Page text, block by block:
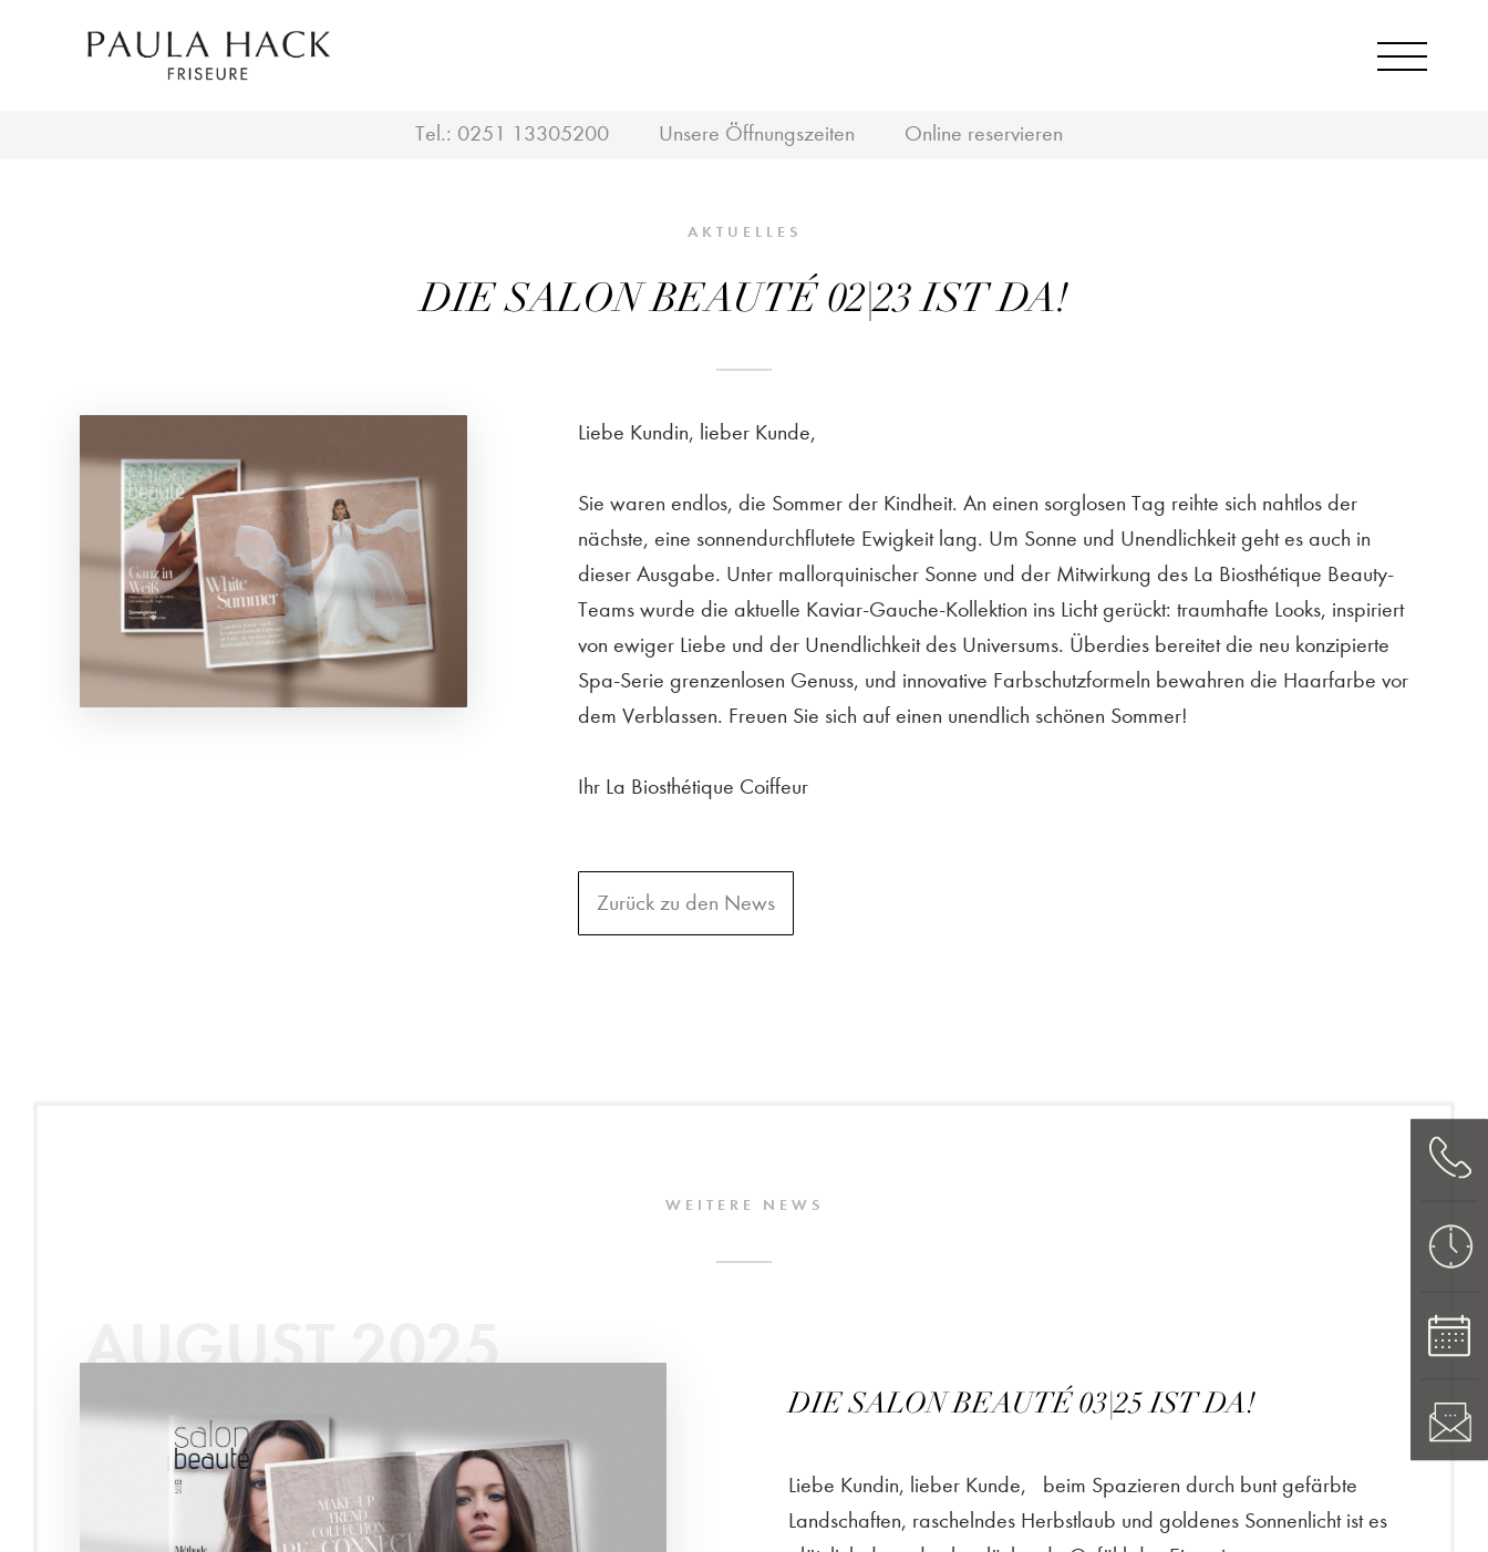
Tel.: 0251 13305200 Unsere Öffnungszeiten Online reservieren
AKTUELLES
DIE SALON BEAUTÉ 02|23 IST DA!
Liebe Kundin, lieber Kunde,
Sie waren endlos, die Sommer der Kindheit. An einen sorglosen Tag reihte sich nahtlos der
nächste, eine sonnendurchflutete Ewigkeit lang. Um Sonne und Unendlichkeit geht es auch in
dieser Ausgabe. Unter mallorquinischer Sonne und der Mitwirkung des La Biosthétique Beauty-
Teams wurde die aktuelle Kaviar-Gauche-Kollektion ins Licht gerückt: traumhafte Looks, inspiriert
von ewiger Liebe und der Unendlichkeit des Universums. Überdies bereitet die neu konzipierte
Spa-Serie grenzenlosen Genuss, und innovative Farbschutzformeln bewahren die Haarfarbe vor
dem Verblassen. Freuen Sie sich auf einen unendlich schönen Sommer!
Ihr La Biosthétique Coiffeur
Zurück zu den News
WEITERE NEWS
AUGUST 2025
DIE SALON BEAUTÉ 03|25 IST DA!
Liebe Kundin, lieber Kunde, beim Spazieren durch bunt gefärbte
Landschaften, raschelndes Herbstlaub und goldenes Sonnenlicht ist es